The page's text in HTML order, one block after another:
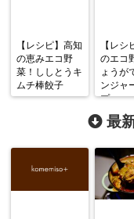
【レシピ】高知
の恵みエコ野
菜！ししとうキ
ムチ棒餃子
【レシ
のエコ
ょうが
ンジャ
プ
最